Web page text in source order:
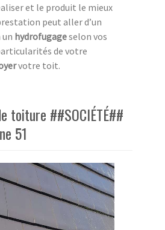
et le produit le mieux
peut aller d’un
hydrofugageselon vos
de votre
votre toit.
toiture ##SOCIÉTÉ##
51